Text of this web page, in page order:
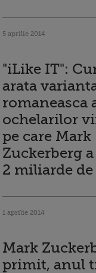
5 aprilie 2014
"iLike IT":
arata
romaneasca
ochelarilor
pe care Mark
Zuckerberg
2 miliarde
1 aprilie 2014
Mark
primit, anul